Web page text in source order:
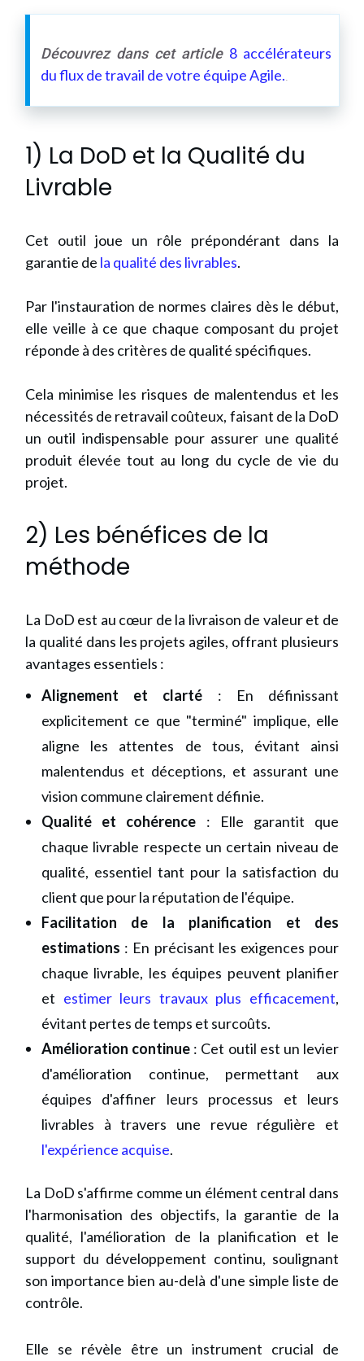
Découvrez dans cet article 8 accélérateurs
du flux de travail de votre équipe Agile..
1) La DoD et la Qualité du
Livrable
Cet outil joue un rôle prépondérant dans la
garantie de la qualité des livrables.
Par l'instauration de normes claires dès le début,
elle veille à ce que chaque composant du projet
réponde à des critères de qualité spécifiques.
Cela minimise les risques de malentendus et les
nécessités de retravail coûteux, faisant de la DoD
un outil indispensable pour assurer une qualité
produit élevée tout au long du cycle de vie du
projet.
2) Les bénéfices de la
méthode
La DoD est au cœur de la livraison de valeur et de
la qualité dans les projets agiles, offrant plusieurs
avantages essentiels :
Alignement et clarté : En définissant
explicitement ce que "terminé" implique, elle
aligne les attentes de tous, évitant ainsi
malentendus et déceptions, et assurant une
vision commune clairement définie.
Qualité et cohérence : Elle garantit que
chaque livrable respecte un certain niveau de
qualité, essentiel tant pour la satisfaction du
client que pour la réputation de l'équipe.
Facilitation de la planification et des
estimations : En précisant les exigences pour
chaque livrable, les équipes peuvent planifier
et estimer leurs travaux plus efficacement,
évitant pertes de temps et surcoûts.
Amélioration continue : Cet outil est un levier
d'amélioration continue, permettant aux
équipes d'affiner leurs processus et leurs
livrables à travers une revue régulière et
l'expérience acquise.
La DoD s'affirme comme un élément central dans
l'harmonisation des objectifs, la garantie de la
qualité, l'amélioration de la planification et le
support du développement continu, soulignant
son importance bien au-delà d'une simple liste de
contrôle.
Elle se révèle être un instrument crucial de